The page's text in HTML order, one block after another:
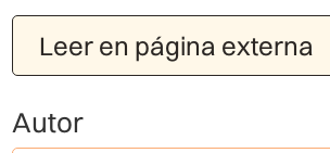
Leer en página externa
Autor